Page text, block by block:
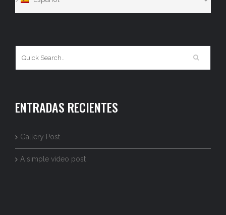
ENTRADAS RECIENTES
Gallery Post
A simple video post